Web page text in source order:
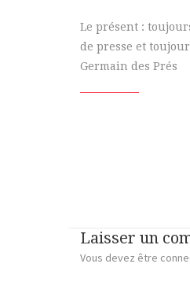
Le présent :
de presse et
Germain des Prés
Laisser un
Vous devez être